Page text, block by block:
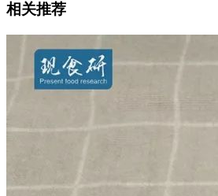
相关推荐